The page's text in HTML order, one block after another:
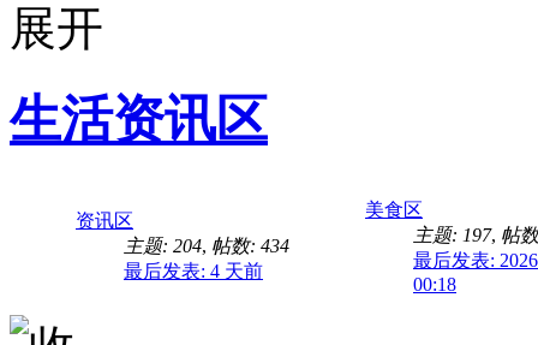
生活资讯区
资讯区
主题: 204, 帖数: 434
最后发表: 4 天前
美食区
主题: 197, 帖
最后发表:
00:18